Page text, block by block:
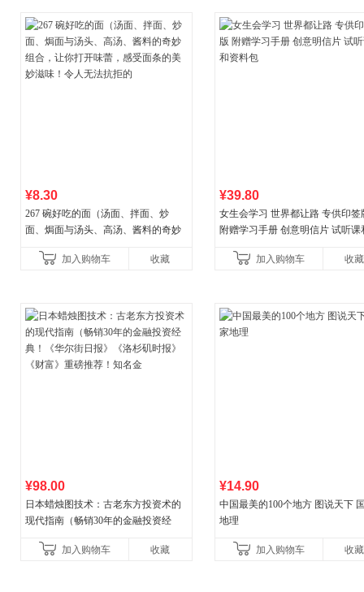
¥8.30
267 碗好吃的面（汤面、拌面、炒
面、焗面与汤头、高汤、酱料的奇妙
妙滋味！令人无法抗拒的
加入购物车 收藏
¥39.80
女生会学习 世界都让路 专供印签
附赠学习手册 创意明信片 试听课
加入购物车
收藏
¥98.00
日本蜡烛图技术：古老东方投资术的
现代指南（畅销30年的金融投资经
《财富》重磅推荐！知名金
加入购物车 收藏
¥14.90
中国最美的100个地方 图说天下
地理
加入购物车 收藏